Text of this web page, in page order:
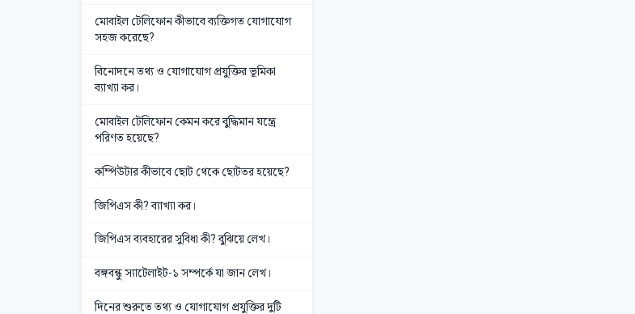
মোবাইল টেলিফোন কীভাবে ব্যক্তিগত যোগাযোগ
সহজ করেছে?
বিনোদনে তথ্য ও যোগাযোগ প্রযুক্তির ভূমিকা
ব্যাখ্যা কর।
মোবাইল টেলিফোন কেমন করে বুদ্ধিমান যন্ত্রে
পরিণত হয়েছে?
কম্পিউটার কীভাবে ছোট থেকে ছোটতর হয়েছে?
জিপিএস কী? ব্যাখ্যা কর।
জিপিএস ব্যবহারের সুবিধা কী? বুঝিয়ে লেখ।
বঙ্গবন্ধু স্যাটেলাইট-১ সম্পর্কে যা জান লেখ।
দিনের শুরুতে তথ্য ও যোগাযোগ প্রযুক্তির দুটি